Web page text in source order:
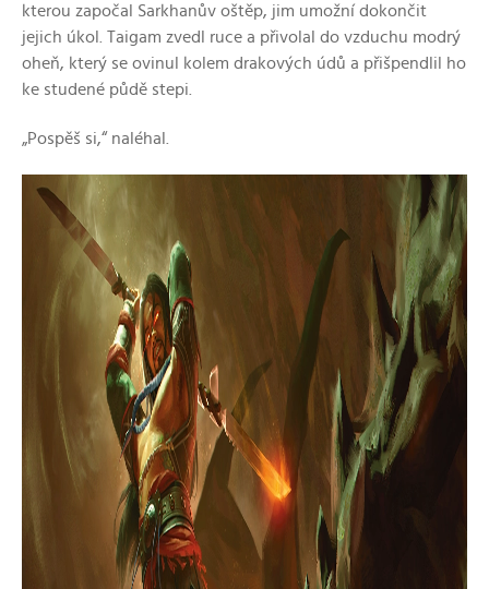
kterou započal Sarkhanův oštěp, jim umožní dokončit
jejich úkol. Taigam zvedl ruce a přivolal do vzduchu modrý
oheň, který se ovinul kolem drakových údů a přišpendlil ho
ke studené půdě stepi.
„Pospěš si,“ naléhal.